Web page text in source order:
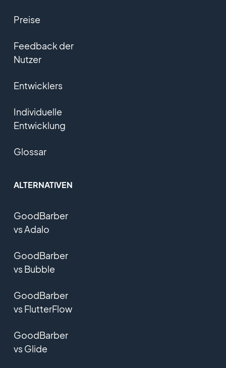
Preise
Feedback der
Nutzer
Entwicklers
Individuelle
Entwicklung
Glossar
ALTERNATIVEN
GoodBarber
vs Adalo
GoodBarber
vs Bubble
GoodBarber
vs FlutterFlow
GoodBarber
vs Glide